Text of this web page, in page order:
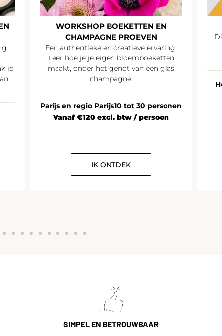
je
WORKSHOP BOEKETTEN EN
CHAMPAGNE PROEVEN
Een authentieke en creatieve ervaring.
Leer hoe je je eigen bloemboeketten
maakt, onder het genot van een glas
champagne.
Parijs en regio Parijs10 tot 30 personen
Vanaf €120 excl. btw / persoon
IK ONTDEK
SIMPEL EN BETROUWBAAR